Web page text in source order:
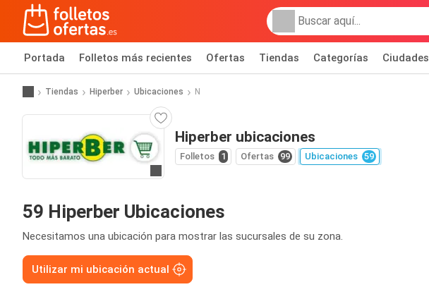
Portada Folletos más recientes Ofertas Tiendas Categorías Ciudades
Tiendas Hiperber Ubicaciones N
Hiperber ubicaciones
Folletos 1 Ofertas 99 Ubicaciones 59
59 Hiperber Ubicaciones
Necesitamos una ubicación para mostrar las sucursales de su zona.
Utilizar mi ubicación actual